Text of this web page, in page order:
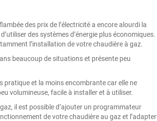
des prix de l’électricité a encore alourdi la
des systèmes d’énergie plus économiques.
l’installation de votre chaudière à gaz.
beaucoup de situations et présente peu
pratique et la moins encombrante car elle ne
volumineuse, facile à installer et à utiliser.
il est possible d’ajouter un programmateur
de votre chaudière au gaz et l’adapter